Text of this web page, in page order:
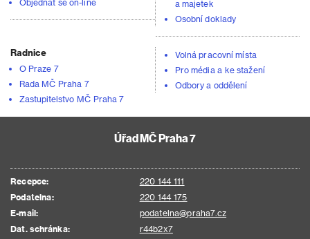
Objednat se on-line
a majetek
Osobní doklady
Radnice
O Praze 7
Rada MČ Praha 7
Zastupitelstvo MČ Praha 7
Volná pracovní místa
Pro média a ke stažení
Odbory a oddělení
Úřad MČ Praha 7
Recepce:
220 144 111
Podatelna:
220 144 175
E-mail:
podatelna@praha7.cz
Dat. schránka:
r44b2x7